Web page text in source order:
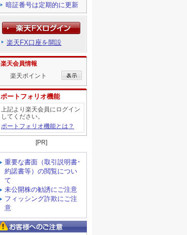
暗証番号は定期的に更新
楽天FX口座を開設
楽天会員情報
楽天ポイント
ポートフォリオ機能
上記より楽天会員にログイン
してください。
ポートフォリオ機能とは？
[PR]
重要な書面（取引説明書･
約諾書等）の閲覧につい
て
未公開株の勧誘にご注意
フィッシング詐欺にご注
意